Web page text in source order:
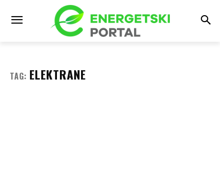
TAG: ELEKTRANE